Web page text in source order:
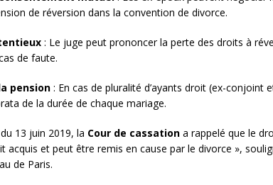
de réversion dans la convention de divorce.
: Le juge peut prononcer la perte des droits à
de faute.
pension : En cas de pluralité d’ayants droit (ex-conjoint
de la durée de chaque mariage.
13 juin 2019, la Cour de cassation a rappelé que le
acquis et peut être remis en cause par le divorce »,
de Paris.